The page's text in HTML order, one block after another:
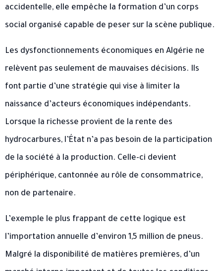
accidentelle, elle empêche la formation d’un corps
social organisé capable de peser sur la scène publique.
Les dysfonctionnements économiques en Algérie ne
relèvent pas seulement de mauvaises décisions. Ils
font partie d’une stratégie qui vise à limiter la
naissance d’acteurs économiques indépendants.
Lorsque la richesse provient de la rente des
hydrocarbures, l’État n’a pas besoin de la participation
de la société à la production. Celle-ci devient
périphérique, cantonnée au rôle de consommatrice,
non de partenaire.
L’exemple le plus frappant de cette logique est
l’importation annuelle d’environ 1,5 million de pneus.
Malgré la disponibilité de matières premières, d’un